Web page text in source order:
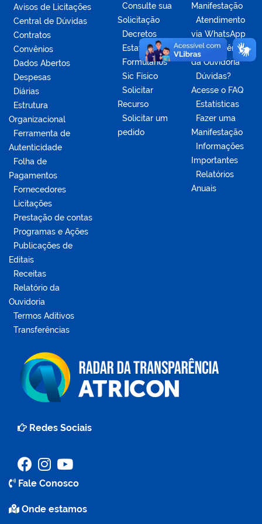
Avisos de Licitações
Central de Dúvidas
Contratos
Convênios
Dados Abertos
Despesas
Diárias
Estrutura
Organizacional
Ferramenta de
Autenticidade
Folha de
Pagamentos
Fornecedores
Licitações
Prestação de contas
Programas e Ações
Publicações de
Editais
Receitas
Relatório da
Ouvidoria
Termos Aditivos
Transferências
Consulte sua
Solicitação
Decretos
Estatísticas
Formulários
Sic Físico
Solicitar
Recurso
Solicitar um
pedido
Manifestação
Atendimento
via WhatsApp
Competências
da Ouvidoria
Dúvidas?
Acesse o FAQ
Estatísticas
Fazer uma
Manifestação
Informações
Importantes
Relatórios
Anuais
Redes Sociais
Fale Conosco
Onde estamos